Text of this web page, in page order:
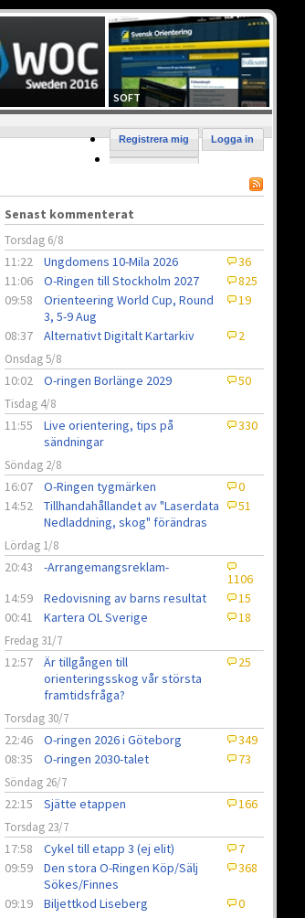
SOFT
Logga in
Registrera mig
Senast kommenterat
Torsdag 6/8
11:22 Ungdomens 10-Mila 2026
36
11:06
O-Ringen till Stockholm 2027
825
09:58
Orienteering World Cup, Round
3, 5-9 Aug
19
08:37 Alternativt Digitalt Kartarkiv 2
Onsdag 5/8
10:02 O-ringen Borlänge 2029 50
Tisdag 4/8
11:55
Live orientering, tips på
sändningar
330
Söndag 2/8
16:07 O-Ringen tygmärken
0
14:52
Tillhandahållandet av "Laserdata
Nedladdning, skog" förändras
51
Lördag 1/8
20:43 -Arrangemangsreklam-
1106
14:59
Redovisning av barns resultat
15
00:41
Kartera OL Sverige 18
Fredag 31/7
12:57
Är tillgången till
orienteringsskog vår största
framtidsfråga?
25
Torsdag 30/7
22:46 O-ringen 2026 i Göteborg
349
08:35
O-ringen 2030-talet 73
Söndag 26/7
22:15 Sjätte etappen 166
Torsdag 23/7
17:58 Cykel till etapp 3 (ej elit)
7
09:59
Den stora O-Ringen Köp/Sälj
Sökes/Finnes
368
09:19 Biljettkod Liseberg 0